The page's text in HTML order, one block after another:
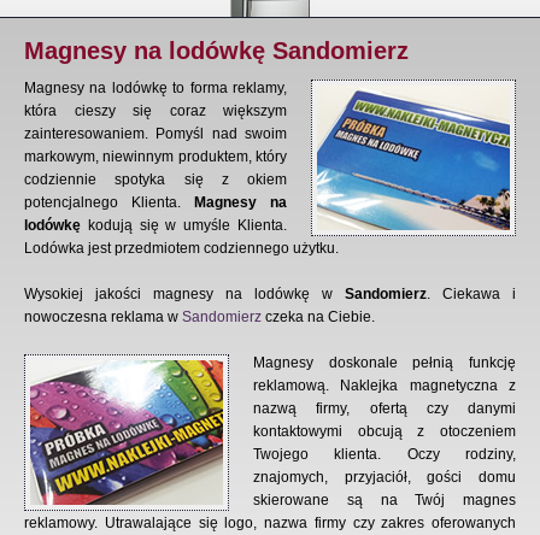
Magnesy na lodówkę Sandomierz
Magnesy na lodówkę to forma reklamy,
która cieszy się coraz większym
zainteresowaniem. Pomyśl nad swoim
markowym, niewinnym produktem, który
codziennie spotyka się z okiem
potencjalnego Klienta. Magnesy na
lodówkę kodują się w umyśle Klienta.
Lodówka jest przedmiotem codziennego użytku.
Wysokiej jakości magnesy na lodówkę w Sandomierz. Ciekawa i
nowoczesna reklama w Sandomierz czeka na Ciebie.
Magnesy doskonale pełnią funkcję
reklamową. Naklejka magnetyczna z
nazwą firmy, ofertą czy danymi
kontaktowymi obcują z otoczeniem
Twojego klienta. Oczy rodziny,
znajomych, przyjaciół, gości domu
skierowane są na Twój magnes
reklamowy. Utrawalające się logo, nazwa firmy czy zakres oferowanych